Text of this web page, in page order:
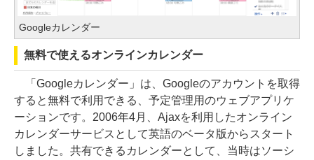
Googleカレンダー
無料で使えるオンラインカレンダー
「Googleカレンダー」は、Googleのアカウントを取得
すると無料で利用できる、予定管理用のウェブアプリケ
ーションです。2006年4月、Ajaxを利用したオンライン
カレンダーサービスとして英語のベータ版からスタート
しました。共有できるカレンダーとして、当時はソーシ